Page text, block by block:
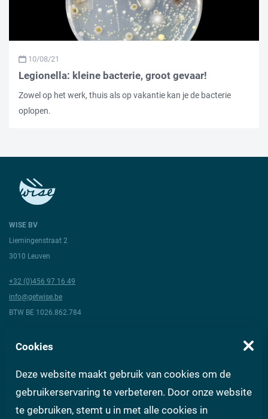
10/08/21
Legionella: kleine bacterie, groot gevaar!
Zowel op het werk, thuis als op vakantie kan je de bacterie
oplopen.
WISE BV
Liemingenstraat 2
3010 Leuven
+32 (0)456 97 16 49
info@getwise.be
BTW BE 1026.862.784
Over Wise Algemene voorwaarden
Contact Privacy Gebruiksvoorwaarden
Cookies
Deze website maakt gebruik van cookies om de
gebruikerservaring te verbeteren. Door onze website
te gebruiken, stemt u in met alle cookies in